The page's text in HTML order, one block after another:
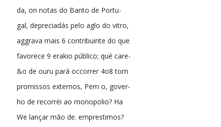
da, on notas do Banto de Portu-
gal, depreciadás pelo aglo do vitro,
aggrava mais 6 contribuinte do que
favorece 9 erakio público; qué care-
&o de ouru pará occorrer 4o8 tom
promissos externos, Pem o, gover-
ho de recorréi ao monopolio? Ha
We lançar mão de. emprestimos?